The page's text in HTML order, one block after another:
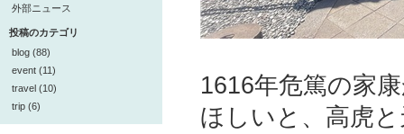
外部ニュース
投稿のカテゴリ
blog (88)
event (11)
travel (10)
trip (6)
1616年危篤の家
ほしいと、高虎